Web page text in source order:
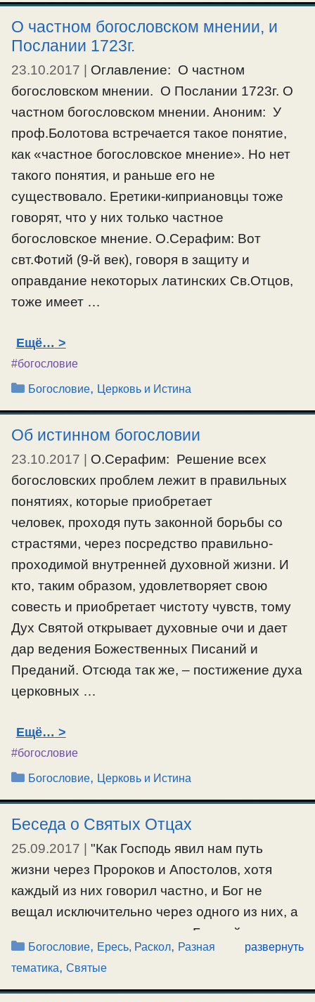
О частном богословском мнении, и
Послании 1723г.
23.10.2017 | Оглавление: О частном
богословском мнении. О Послании 1723г. О
частном богословском мнении. Аноним: У
проф.Болотова встречается такое понятие,
как «частное богословское мнение». Но нет
такого понятия, и раньше его не
существовало. Еретики-киприановцы тоже
говорят, что у них только частное
богословское мнение. О.Серафим: Вот
свт.Фотий (9-й век), говоря в защиту и
оправдание некоторых латинских Св.Отцов,
тоже имеет …
Ещё…
#богословие
Рубрики
Богословие, Церковь и Истина
Об истинном богословии
23.10.2017
О.Серафим: Решение всех
богословских проблем лежит в правильных
понятиях, которые приобретает
человек, проходя путь законной борьбы со
страстями, через посредство правильно-
проходимой внутренней духовной жизни. И
кто, таким образом, удовлетворяет свою
совесть и приобретает чистоту чувств, тому
Дух Святой открывает духовные очи и дает
дар ведения Божественных Писаний и
Преданий. Отсюда так же, – постижение духа
церковных …
Ещё…
#богословие
Рубрики
Богословие, Церковь и Истина
Беседа о Святых Отцах
25.09.2017
"Как Господь явил нам путь
жизни через Пророков и Апостолов, хотя
каждый из них говорил частно, и Бог не
вещал исключительно через одного из них, а
оставленное одним по воле Божией сказано
другим, так творил Бог и со Святыми, после
них бывшими: о чем одни говорят
сомнительно, то истолковывают следующие
Рубрики
Богословие, Ересь, Раскол, Разная
тематика, Святые
развернуть